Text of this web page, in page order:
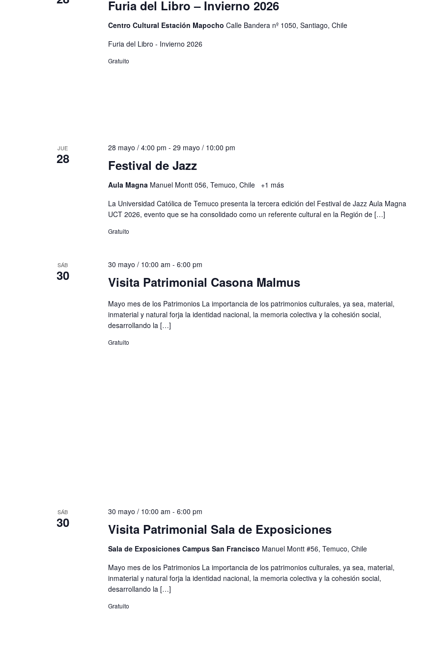
Furia del Libro – Invierno 2026
Centro Cultural Estación Mapocho Calle Bandera nº 1050, Santiago, Chile
Furia del Libro - Invierno 2026
Gratuito
JUE
28 Festival de Jazz
28 mayo / 4:00 pm - 29 mayo / 10:00 pm
Aula Magna Manuel Montt 056, Temuco, Chile
+1 más
La Universidad Católica de Temuco presenta la tercera edición del Festival de Jazz Aula Magna
UCT 2026, evento que se ha consolidado como un referente cultural en la Región de […]
Gratuito
SÁB
30 Visita Patrimonial Casona Malmus
30 mayo / 10:00 am - 6:00 pm
Mayo mes de los Patrimonios La importancia de los patrimonios culturales, ya sea, material,
inmaterial y natural forja la identidad nacional, la memoria colectiva y la cohesión social,
desarrollando la […]
Gratuito
SÁB
30 Visita Patrimonial Sala de Exposiciones
30 mayo / 10:00 am - 6:00 pm
Sala de Exposiciones Campus San Francisco Manuel Montt #56, Temuco, Chile
Mayo mes de los Patrimonios La importancia de los patrimonios culturales, ya sea, material,
inmaterial y natural forja la identidad nacional, la memoria colectiva y la cohesión social,
desarrollando la […]
Gratuito